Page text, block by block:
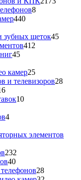
88
440440
зубных щеток4545
412
4545
камер2525
товаров
и телевизоров2828
16
товаров
1010
44
элементов
232
4040
товаров
2828